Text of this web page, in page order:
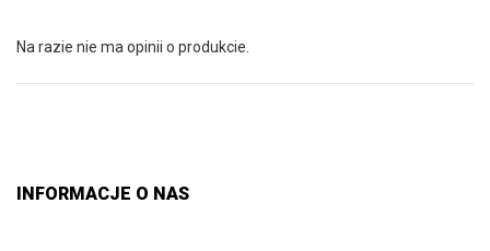
Na razie nie ma opinii o produkcie.
INFORMACJE O NAS